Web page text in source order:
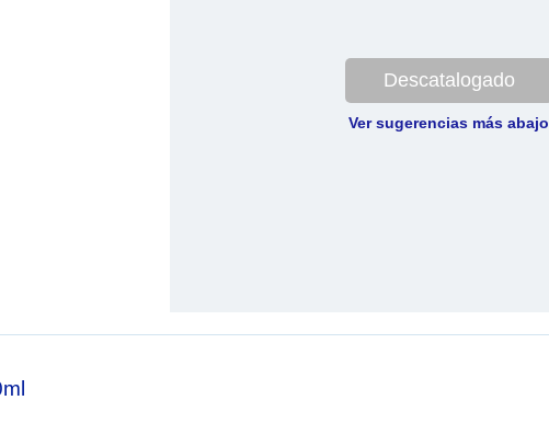
Descatalogado
Ver sugerencias más abajo